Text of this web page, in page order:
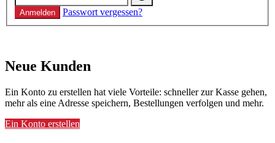
Anmelden Passwort vergessen?
Neue Kunden
Ein Konto zu erstellen hat viele Vorteile: schneller zur Kasse gehen,
mehr als eine Adresse speichern, Bestellungen verfolgen und mehr.
Ein Konto erstellen